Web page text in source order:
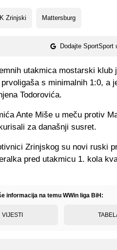
Zrinjski Mattersburg
Dodajte SportSport
utakmica mostarski klub
s minimalnih 1:0, a
Todorovića.
Ante Miše u meču protiv
za današnji susret.
Zrinjskog su novi ruski
pred utakmicu 1. kola
informacija na temu WWin liga BiH:
VIJESTI